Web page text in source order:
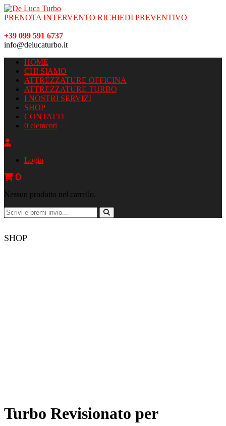
PRENOTA INTERVENTO RICHIEDI PREVENTIVO
+39 099 591 6737
info@delucaturbo.it
HOME
CHI SIAMO
ATTREZZATURE OFFICINA
ATTREZZATURE TURBO
I NOSTRI SERVIZI
SHOP
CONTATTI
0 elementi
Login
0
Nessun prodotto nel carrello.
SHOP
Turbo Revisionato per